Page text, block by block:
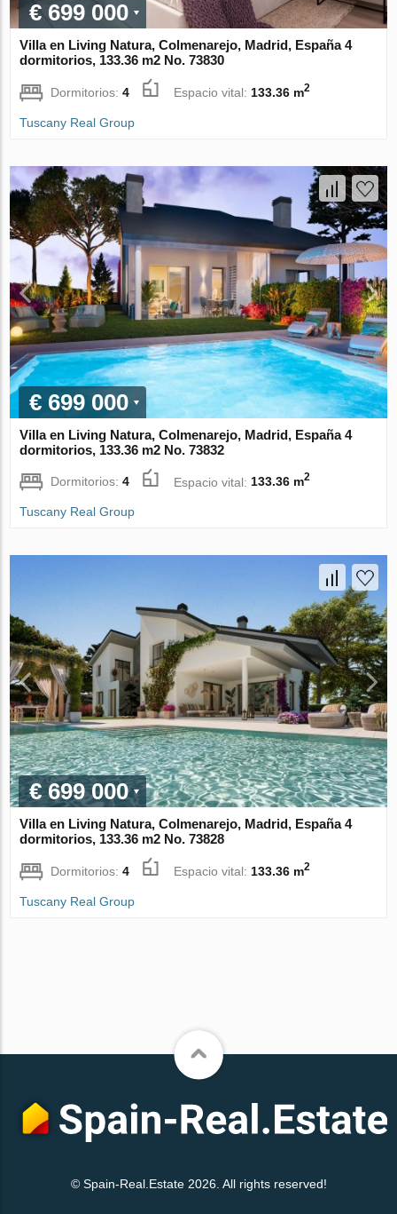
€ 699 000
Villa en Living Natura, Colmenarejo, Madrid, España 4
dormitorios, 133.36 m2 No. 73830
Dormitorios:4 Espacio vital: 133.36 m2
Tuscany Real Group
€ 699 000
Villa en Living Natura, Colmenarejo, Madrid, España 4
dormitorios, 133.36 m2 No. 73832
Dormitorios:4 Espacio vital: 133.36 m2
Tuscany Real Group
€ 699 000
Villa en Living Natura, Colmenarejo, Madrid, España 4
dormitorios, 133.36 m2 No. 73828
Dormitorios:4 Espacio vital: 133.36 m2
Tuscany Real Group
© Spain-Real.Estate 2026. All rights reserved!